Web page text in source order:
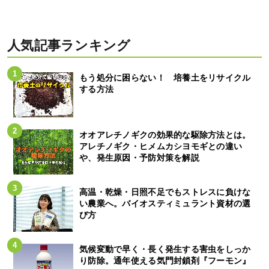
人気記事ランキング
もう処分に困らない！ 培養土をリサイクル
する方法
オオアレチノギクの効果的な駆除方法とは。
アレチノギク・ヒメムカシヨモギとの違い
や、発生原因・予防対策を解説
高温・乾燥・日照不足でもストレスに負けな
い農業へ。バイオスティミュラント資材の選
び方
気候変動で早く・長く発生する害虫をしっか
り防除。通年使える気門封鎖剤『フーモン』